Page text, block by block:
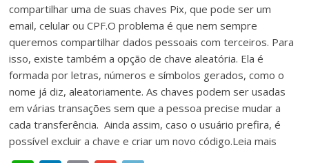
compartilhar uma de suas chaves Pix, que pode ser um
email, celular ou CPF.O problema é que nem sempre
queremos compartilhar dados pessoais com terceiros. Para
isso, existe também a opção de chave aleatória. Ela é
formada por letras, números e símbolos gerados, como o
nome já diz, aleatoriamente. As chaves podem ser usadas
em várias transações sem que a pessoa precise mudar a
cada transferência. Ainda assim, caso o usuário prefira, é
possível excluir a chave e criar um novo código.Leia mais